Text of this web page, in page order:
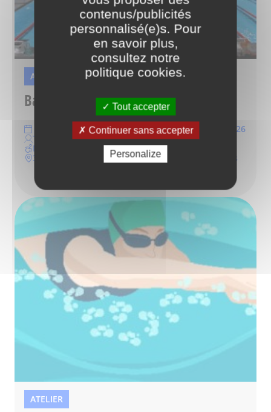
ANIMATION
Baignade libre au CAO
Du samedi 01 août 2026 au dimanche 16 août 2026
Tout public
Non précisé
361-363, avenue du Président-Wilson, Saint-Denis
ATELIER
contenus/publicités
personnalisé(e)s. Pour
en savoir plus,
consultez notre
politique cookies.
Tout accepter
Continuer sans accepter
Personalize